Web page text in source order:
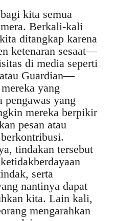
kita semua
Berkali-kali
ditangkap karena
ketenaran sesaat—
di media seperti
Guardian—
yang
pengawas yang
mereka berpikir
pesan atau
tindakan tersebut
serta
nantinya dapat
kita. Lain kali,
mengarahkan